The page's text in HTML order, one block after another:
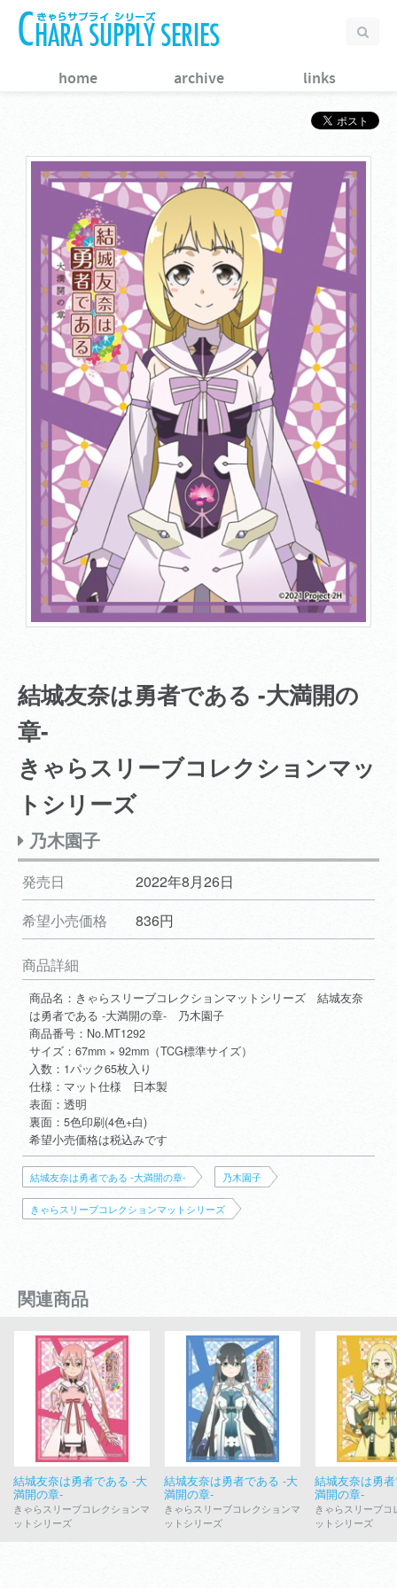
home archive links
結城友奈は勇者である -大満開の
章-
きゃらスリーブコレクションマッ
トシリーズ
乃木園子
発売日
2022年8月26日
希望小売価格
836円
商品詳細
商品名：きゃらスリーブコレクションマットシリーズ 結城友奈
は勇者である -大満開の章- 乃木園子
商品番号：No.MT1292
サイズ：67mm × 92mm（TCG標準サイズ）
入数：1パック65枚入り
仕様：マット仕様 日本製
表面：透明
裏面：5色印刷(4色+白)
希望小売価格は税込みです
結城友奈は勇者である -大満開の章- 乃木園子
きゃらスリーブコレクションマットシリーズ
関連商品
結城友奈は勇者である -大
満開の章-
きゃらスリーブコレクションマ
ットシリーズ
結城友奈は勇者である -大
満開の章-
きゃらスリーブコレクションマ
ットシリーズ
結城友奈は勇
満開の章-
きゃらスリーブコ
ットシリーズ